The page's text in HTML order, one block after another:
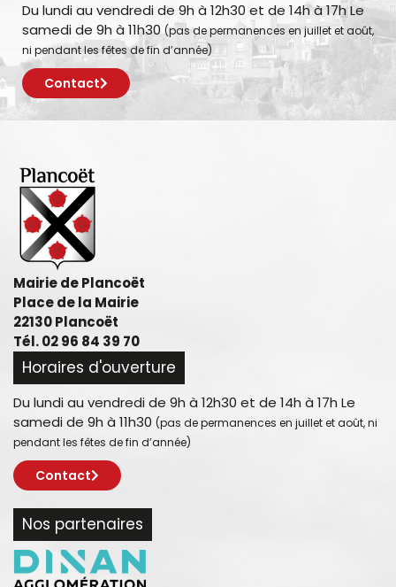
Du lundi au vendredi de 9h à 12h30 et de 14h à 17h Le
samedi de 9h à 11h30 (pas de permanences en juillet et août,
ni pendant les fêtes de fin d’année)
Contact
Mairie de Plancoët
Place de la Mairie
22130 Plancoët
Tél. 02 96 84 39 70
Horaires d'ouverture
Du lundi au vendredi de 9h à 12h30 et de 14h à 17h Le
samedi de 9h à 11h30 (pas de permanences en juillet et août, ni
pendant les fêtes de fin d’année)
Contact
Nos partenaires